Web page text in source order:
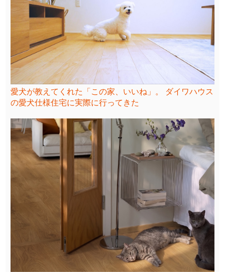
愛犬が教えてくれた「この家、いいね」。 ダイワハウス
の愛犬仕様住宅に実際に行ってきた